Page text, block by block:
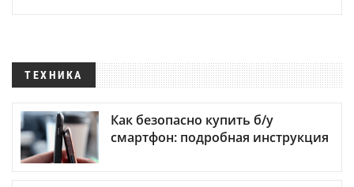
ТЕХНИКА
Как безопасно купить б/у
смартфон: подробная инструкция